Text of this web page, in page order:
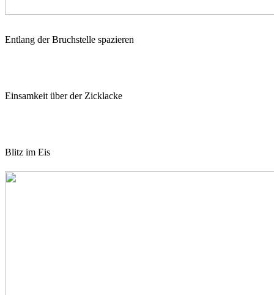
Entlang der Bruchstelle spazieren
Einsamkeit über der Zicklacke
Blitz im Eis